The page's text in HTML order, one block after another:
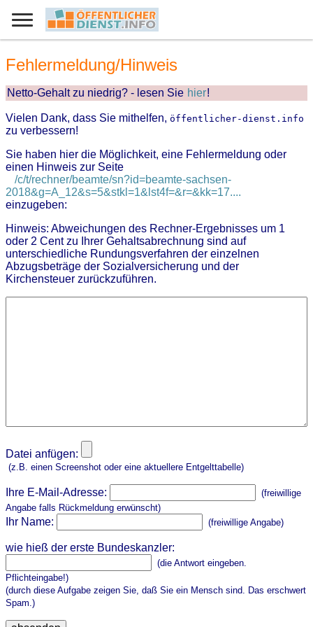
Fehlermeldung/Hinweis
Netto-Gehalt zu niedrig? - lesen Sie hier!
Vielen Dank, dass Sie mithelfen, öffentlicher-dienst.info
zu verbessern!
Sie haben hier die Möglichkeit, eine Fehlermeldung oder
einen Hinweis zur Seite
/c/t/rechner/beamte/sn?id=beamte-sachsen-
2018&g=A_12&s=5&stkl=1&lst4f=&r=&kk=17....
einzugeben:
Hinweis: Abweichungen des Rechner-Ergebnisses um 1
oder 2 Cent zu Ihrer Gehaltsabrechnung sind auf
unterschiedliche Rundungsverfahren der einzelnen
Abzugsbeträge der Sozialversicherung und der
Kirchensteuer zurückzuführen.
Datei anfügen:
(z.B. einen Screenshot oder eine aktuellere Entgelttabelle)
Ihre E-Mail-Adresse:
(freiwillige
Angabe falls Rückmeldung erwünscht)
Ihr Name: (freiwillige Angabe)
wie hieß der erste Bundeskanzler:
(die Antwort eingeben.
Pflichteingabe!)
(durch diese Aufgabe zeigen Sie, daß Sie ein Mensch sind. Das erschwert
Spam.)